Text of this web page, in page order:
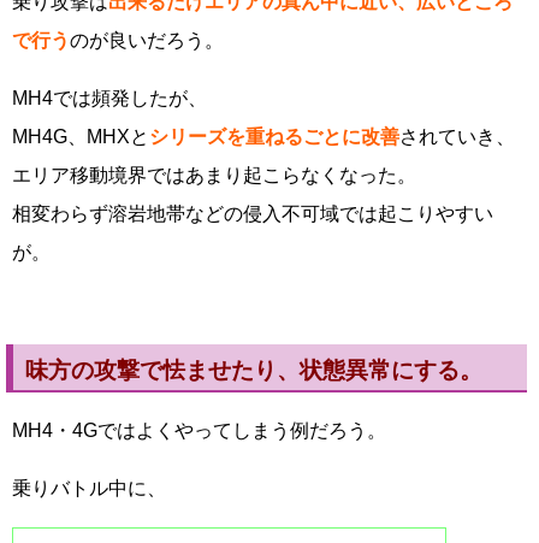
で行うのが良いだろう。
MH4では頻発したが、
MH4G、MHXと シリーズを重ねるごとに改善されていき、
エリア移動境界ではあまり起こらなくなった。
相変わらず溶岩地帯などの侵入不可域では起こりやすい
が。
味方の攻撃で怯ませたり、状態異常にする。
MH4・4Gではよくやってしまう例だろう。
乗りバトル中に、